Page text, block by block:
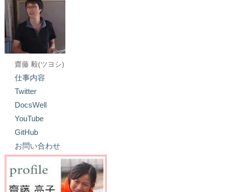
齋藤 毅(ツヨシ)
仕事内容
Twitter
DocsWell
YouTube
GitHub
お問い合わせ